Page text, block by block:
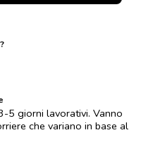
5 giorni lavorativi. Vanno
che variano in base al